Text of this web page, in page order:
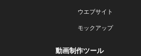
ウエブサイト
モックアップ
動画制作ツール